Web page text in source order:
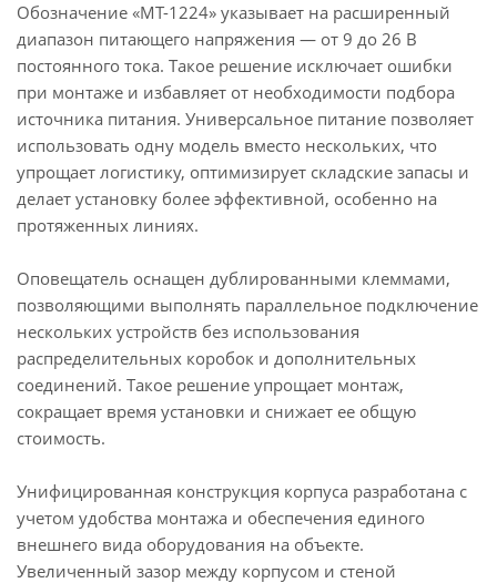
Обозначение «МТ-1224» указывает на расширенный
диапазон питающего напряжения — от 9 до 26 В
постоянного тока. Такое решение исключает ошибки
при монтаже и избавляет от необходимости подбора
источника питания. Универсальное питание позволяет
использовать одну модель вместо нескольких, что
упрощает логистику, оптимизирует складские запасы и
делает установку более эффективной, особенно на
протяженных линиях.
Оповещатель оснащен дублированными клеммами,
позволяющими выполнять параллельное подключение
нескольких устройств без использования
распределительных коробок и дополнительных
соединений. Такое решение упрощает монтаж,
сокращает время установки и снижает ее общую
стоимость.
Унифицированная конструкция корпуса разработана с
учетом удобства монтажа и обеспечения единого
внешнего вида оборудования на объекте.
Увеличенный зазор между корпусом и стеной